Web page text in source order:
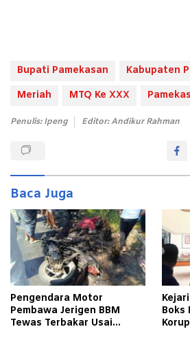
Bupati Pamekasan
Kabupaten
Meriah
MTQ Ke XXX
Penulis: Ipeng Editor: Andikur Rahman
Baca Juga
Pengendara Motor
Pembawa Jerigen BBM
Tewas Terbakar Usai
Boks